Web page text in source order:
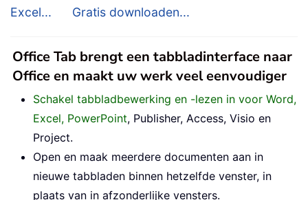
Excel...
Gratis downloaden...
Office Tab brengt een tabbladinterface naar
Office en maakt uw werk veel eenvoudiger
Schakel tabbladbewerking en -lezen in voor Word,
Excel, PowerPoint, Publisher, Access, Visio en
Project.
Open en maak meerdere documenten aan in
nieuwe tabbladen binnen hetzelfde venster, in
plaats van in afzonderlijke vensters.